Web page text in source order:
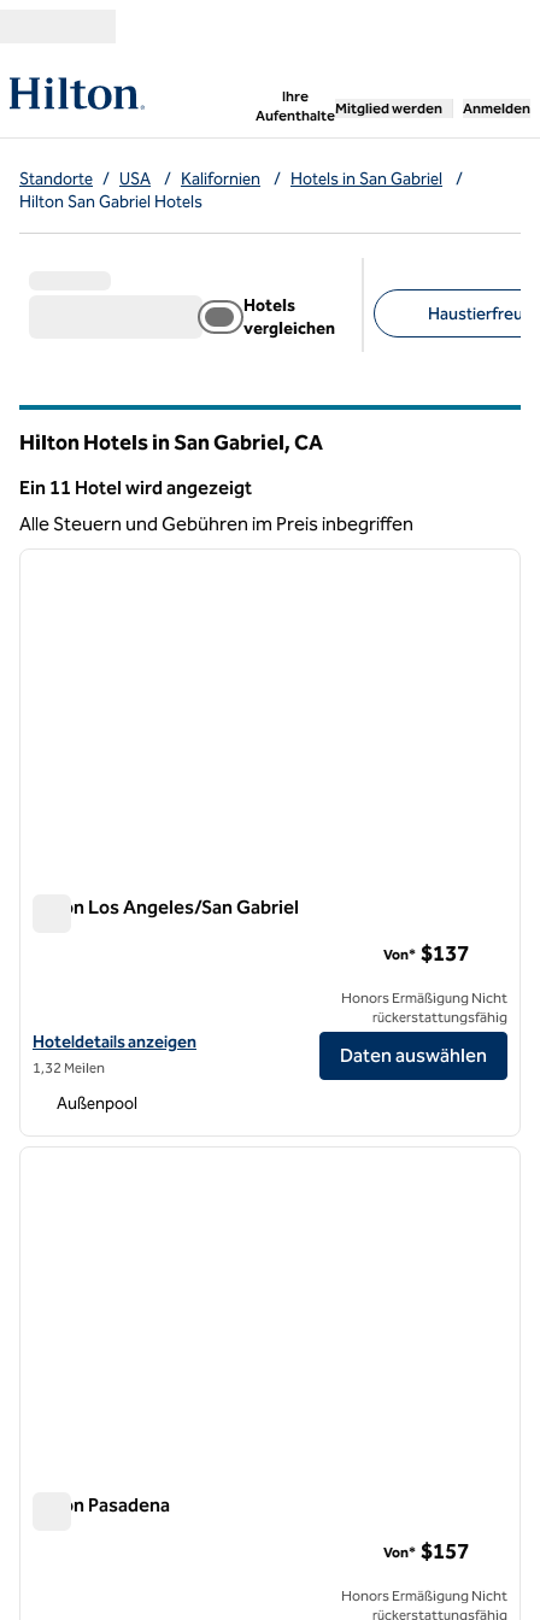
Ihre
Aufenthalte
,öffnet neue
Mitglied werden Anmelden
Standorte / USA / Kalifornien / Hotels in San Gabriel
/
Hilton San Gabriel Hotels
Hotels
vergleichen
Hilton Hotels in San Gabriel,CA
Ein 11 Hotel wird angezeigt
Ein 11 Hotel wird angezeigt
Alle Steuern und Gebühren im Preis inbegriffen
1 von 13
Hilton Los Angeles/San Gabriel
Hoteldetails für das Hilton Los Angeles/San Gabriel anzeigen
Hoteldetails anzeigen
1,32 Meilen
Von* $137
Honors Ermäßigung Nicht
rückerstattungsfähig
Daten auswählen
Außenpool
1 von 12
Hilton Pasadena
Von* $157
Honors Ermäßigung Nicht
rückerstattungsfähig